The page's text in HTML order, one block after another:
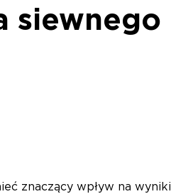
siewnego
znaczący wpływ na wyniki